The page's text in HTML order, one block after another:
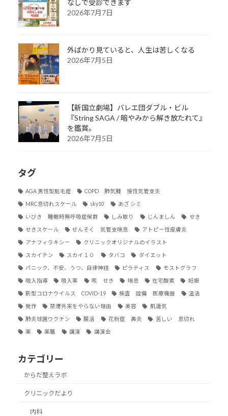
なしで受診できます
2026年7月7日
外ばかり見ていると、人生は苦しくなる
2026年7月5日
【新国立劇場】バレエ団ダブル・ビル
『String SAGA / 暗やみから解き放たれて』
を鑑賞。
2026年7月5日
タグ
AGA 男性型脱毛症 COPD 肺気腫 慢性気管支炎
MRC息切れスケール sky10 あざ シミ
いびき 睡眠時無呼吸症候群 しみ取り じんましん せき
せきスケール ぜんそく 気管支喘息 アトピー性皮膚炎
アナフィラキシー クリニックオリジナルのイラスト
スカイテン スカイ１０ タバコ ダイエット
パニック、不安、うつ、自律神経 ピラティス モストグラフ
吸入指導 吸入薬 咳 せき 喘息 在宅酸素 妊娠
新型コロナウイルス COVID-19 検査 設備 医療機器 温活
発作 禁煙外来をやらない理由 美容 肌運気
肺炎球菌ワクチン 腸活 花粉症 鼻炎 苦しい 息切れ
薬 薬膳 講演 講演会
カテゴリー
からだ整えラボ
クリニックだより
内科